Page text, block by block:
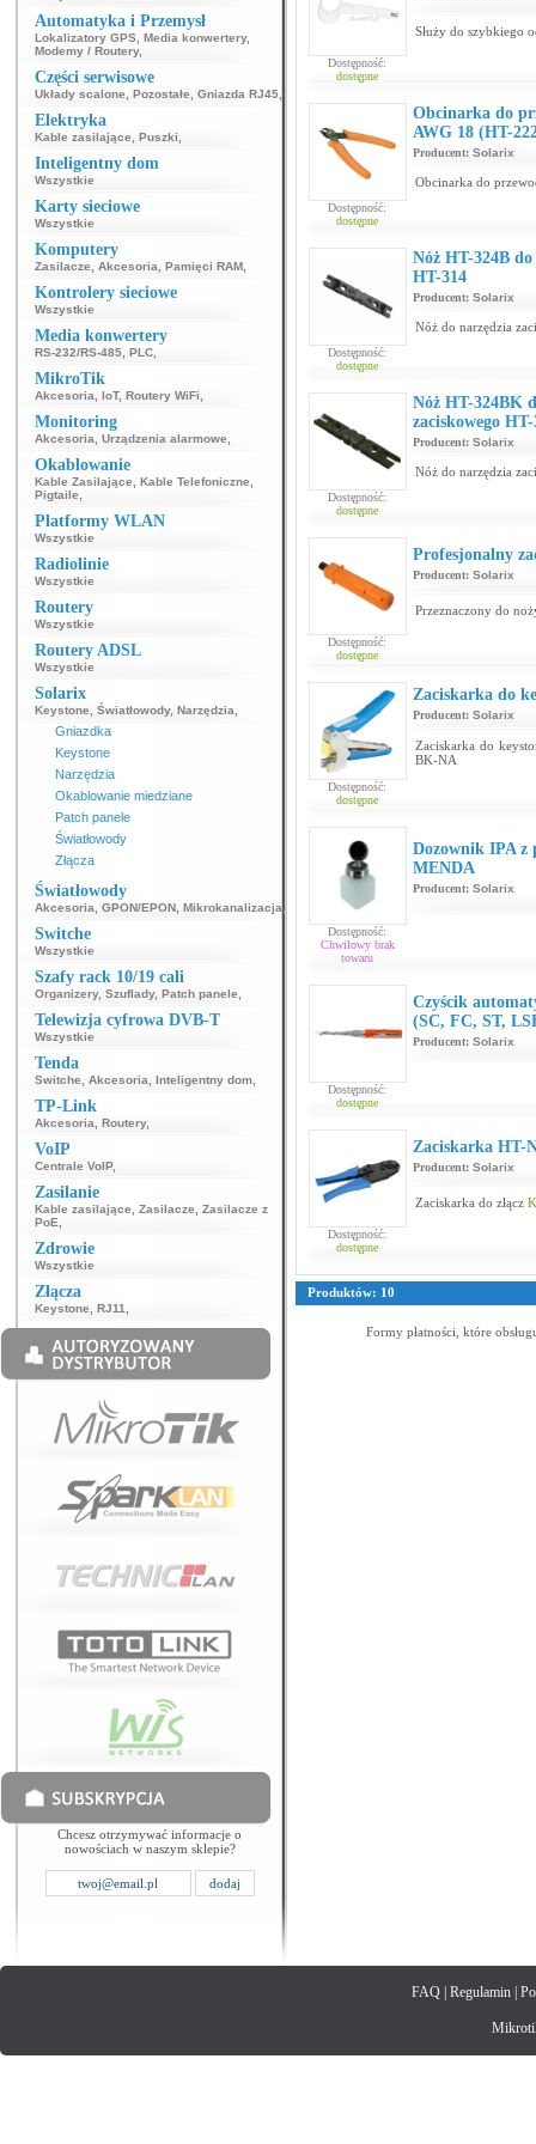
Automatyka i Przemysł
Lokalizatory GPS Media konwertery,
Modemy / Routery,
Części serwisowe
Układy scalone Pozostałe Gniazda RJ45
Elektryka
Kable zasilające Puszki
Inteligentny dom
Wszystkie
Karty sieciowe
Wszystkie
Komputery
Zasilacze Akcesoria Pamięci RAM
Kontrolery sieciowe
Wszystkie
Media konwertery
RS-232/RS-485 PLC
MikroTik
Akcesoria IoT, Routery WiFi
Monitoring
Akcesoria Urządzenia alarmowe
Okablowanie
Kable Zasilające Kable Telefoniczne
Pigtaile
Platformy WLAN
Wszystkie
Radiolinie
Wszystkie
Routery
Wszystkie
Routery ADSL
Wszystkie
Solarix
Keystone Światłowody, Narzędzia
Gniazdka
Keystone
Narzędzia
Okablowanie miedziane
Patch panele
Światłowody
Złącza
Światłowody
Akcesoria GPON/EPON Mikrokanalizacja
Switche
Wszystkie
Szafy rack 10/19 cali
Organizery, Szuflady, Patch panele
Telewizja cyfrowa DVB-T
Wszystkie
Tenda
Switche Akcesoria Inteligentny dom
TP-Link
Akcesoria Routery,
VoIP
Centrale VoIP,
Zasilanie
Kable zasilające Zasilacze
Zasilacze z
PoE
Zdrowie
Wszystkie
Złącza
Keystone RJ11
Chcesz otrzymywać informacje o
nowościach w naszym sklepie?
Dostępność:
dostępne
Służy do szybkiego
Dostępność:
dostępne
Obcinarka do
AWG 18 (HT-
Producent: Solarix
Obcinarka do
Dostępność:
dostępne
Nóż HT-324B do
HT-314
Producent: Solarix
Nóż do narzędzia
Dostępność:
dostępne
Nóż HT-324BK
zaciskowego HT-
Producent: Solarix
Nóż do narzędzia
Dostępność:
dostępne
Profesjonalny
Producent: Solarix
Przeznaczony do
Dostępność:
dostępne
Zaciskarka do
Producent: Solarix
Zaciskarka do
BK-NA
Dostępność:
Chwilowy brak
towaru
Dozownik IPA z
MENDA
Producent: Solarix
Dostępność:
dostępne
Czyścik
(SC, FC, ST,
Producent: Solarix
Dostępność:
dostępne
Zaciskarka HT-
Producent: Solarix
Zaciskarka do złącz
Produktów: 10
Formy płatności, które
FAQ| Regulamin|